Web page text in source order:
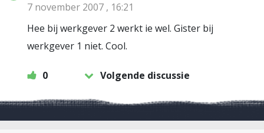
7 november 2007 , 16:21
Hee bij werkgever 2 werkt ie wel. Gister bij
werkgever 1 niet. Cool.
0 Volgende discussie